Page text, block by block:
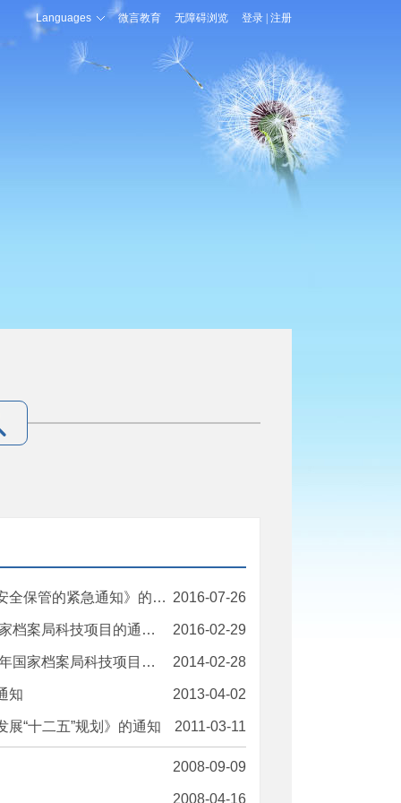
Languages 微言教育 无障碍浏览 登录 注册
2016-07-26
管的紧急通知》的通知
2016-02-29
技项目的通知》的通知
2014-02-28
目的通知》等文件的通知
2013-04-02
知
2011-03-11
“十二五”规划》的通知
2008-09-09
2008-04-16